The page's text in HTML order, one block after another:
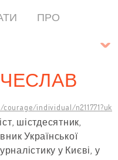
ПРО
individual/n211771?uk
шістдесятник,
Української
у Києві, у